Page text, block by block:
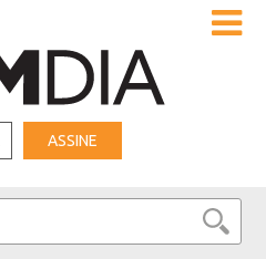
ASSINE